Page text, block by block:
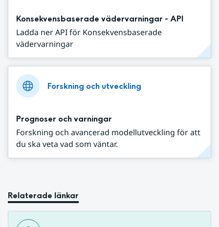
Konsekvensbaserade vädervarningar - API
Ladda ner API för Konsekvensbaserade
vädervarningar
Forskning och utveckling
Prognoser och varningar
Forskning och avancerad modellutveckling för att
du ska veta vad som väntar.
Relaterade länkar